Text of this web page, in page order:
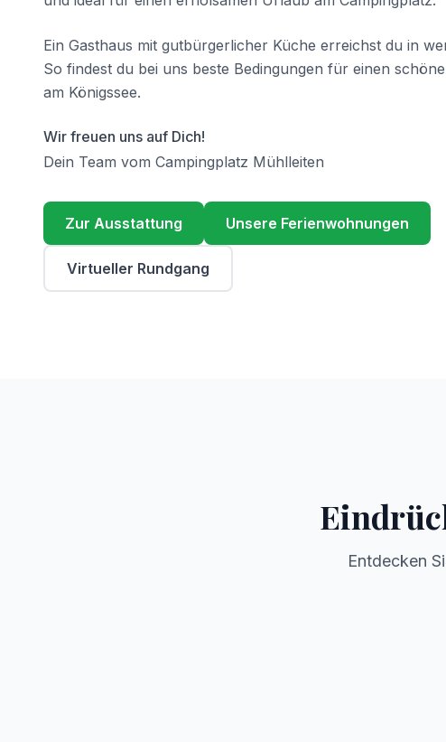
Ein Gasthaus mit gutbürgerlicher Küche erreichst du in
So findest du bei uns beste Bedingungen für einen
am Königssee.
Wir freuen uns auf Dich!
Dein Team vom Campingplatz Mühlleiten
Zur Ausstattung Unsere Ferienwohnungen
Virtueller Rundgang
Entdecken